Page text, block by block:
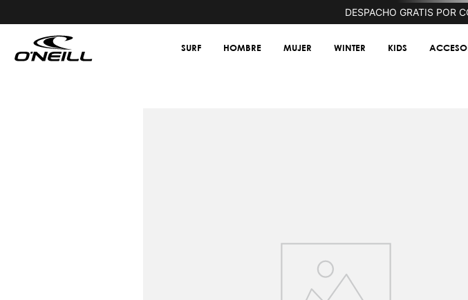
DESPACHO GRATIS POR
SURF HOMBRE MUJER WINTER KIDS